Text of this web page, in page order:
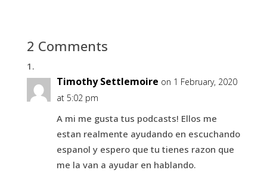
2 Comments
Timothy Settlemoire on 1 February, 2020
at 5:02 pm
A mi me gusta tus podcasts! Ellos me
estan realmente ayudando en escuchando
espanol y espero que tu tienes razon que
me la van a ayudar en hablando.